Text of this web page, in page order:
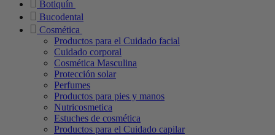
Botiquín
Bucodental
Cosmética
Productos para el Cuidado facial
Cuidado corporal
Cosmética Masculina
Protección solar
Perfumes
Productos para pies y manos
Nutricosmetica
Estuches de cosmética
Productos para el Cuidado capilar